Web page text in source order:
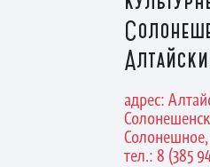
адрес:
Солонешное,
тел.: 8 (385